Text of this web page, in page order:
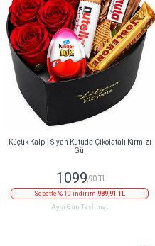
Küçük Kalpli Siyah Kutuda Çikolatalı Kırmızı
Gül
1099 ,90 TL
Sepette % 10 indirim 989,91 TL
Aynı Gün Teslimat